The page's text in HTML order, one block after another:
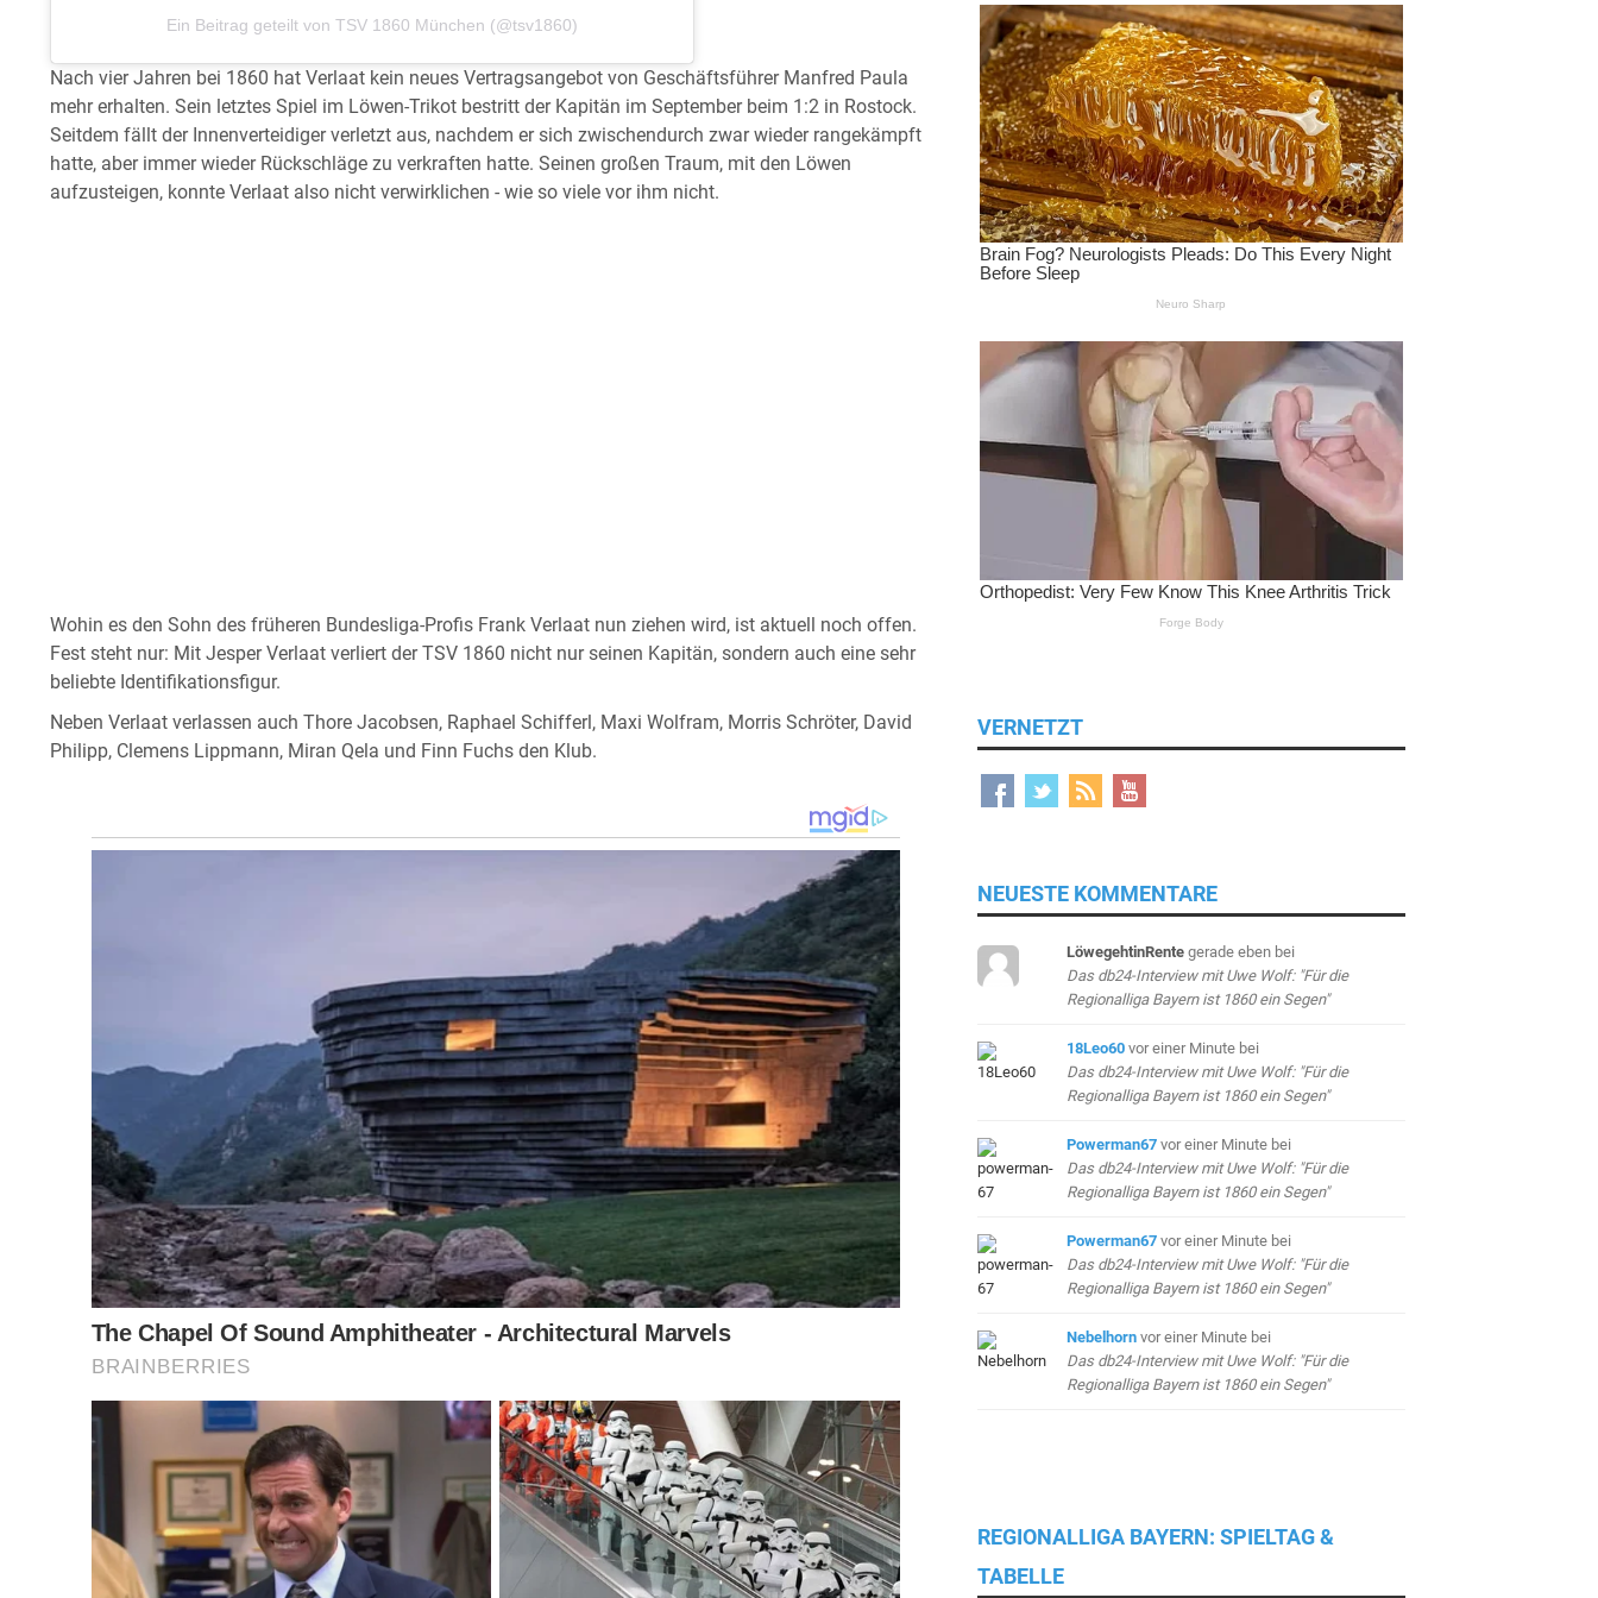
Ein Beitrag geteilt von TSV 1860 München (@tsv1860)
Nach vier Jahren bei 1860 hat Verlaat kein neues Vertragsangebot von Geschäftsführer Manfred Paula
mehr erhalten. Sein letztes Spiel im Löwen-Trikot bestritt der Kapitän im September beim 1:2 in Rostock.
Seitdem fällt der Innenverteidiger verletzt aus, nachdem er sich zwischendurch zwar wieder rangekämpft
hatte, aber immer wieder Rückschläge zu verkraften hatte. Seinen großen Traum, mit den Löwen
aufzusteigen, konnte Verlaat also nicht verwirklichen - wie so viele vor ihm nicht.
Wohin es den Sohn des früheren Bundesliga-Profis Frank Verlaat nun ziehen wird, ist aktuell noch offen.
Fest steht nur: Mit Jesper Verlaat verliert der TSV 1860 nicht nur seinen Kapitän, sondern auch eine sehr
beliebte Identifikationsfigur.
Neben Verlaat verlassen auch Thore Jacobsen, Raphael Schifferl, Maxi Wolfram, Morris Schröter, David
Philipp, Clemens Lippmann, Miran Qela und Finn Fuchs den Klub.
VERNETZT
NEUESTE KOMMENTARE
LöwegehtinRente gerade ebenbei
Das db24-Interview mit Uwe Wolf: "Für die
Regionalliga Bayern ist 1860 ein Segen"
18Leo60 vor einer Minutebei
Das db24-Interview mit Uwe Wolf: "Für die
Regionalliga Bayern ist 1860 ein Segen"
Powerman67 vor einer Minutebei
Das db24-Interview mit Uwe Wolf: "Für die
Regionalliga Bayern ist 1860 ein Segen"
Powerman67 vor einer Minutebei
Das db24-Interview mit Uwe Wolf: "Für die
Regionalliga Bayern ist 1860 ein Segen"
Nebelhorn vor einer Minutebei
Das db24-Interview mit Uwe Wolf: "Für die
Regionalliga Bayern ist 1860 ein Segen"
REGIONALLIGA BAYERN: SPIELTAG &
TABELLE